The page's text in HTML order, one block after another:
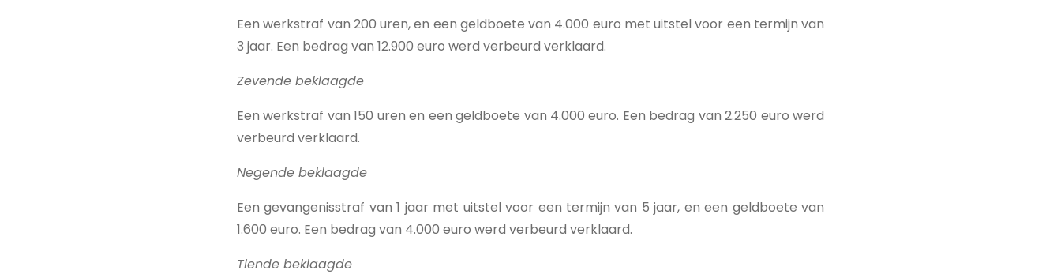
Een werkstraf van 200 uren, en een geldboete van 4.000 euro met uitstel voor een termijn van
3 jaar. Een bedrag van 12.900 euro werd verbeurd verklaard.
Zevende beklaagde
Een werkstraf van 150 uren en een geldboete van 4.000 euro. Een bedrag van 2.250 euro werd
verbeurd verklaard.
Negende beklaagde
Een gevangenisstraf van 1 jaar met uitstel voor een termijn van 5 jaar, en een geldboete van
1.600 euro. Een bedrag van 4.000 euro werd verbeurd verklaard.
Tiende beklaagde